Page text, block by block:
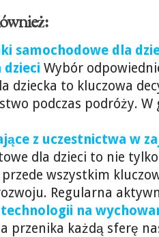
samochodowe dla
dzieci Wybór
dziecka to kluczowa
podczas podróży.
z uczestnictwa w
dla dzieci to nie
wszystkim
Regularna
na
przenika każdą sferę